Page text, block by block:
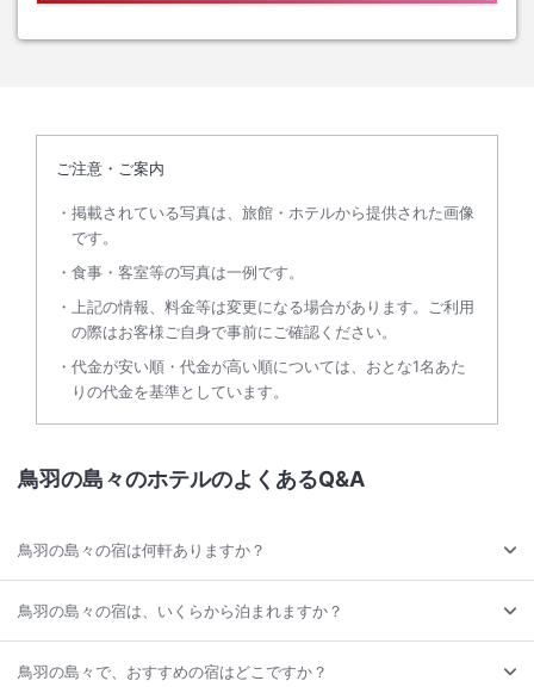
ご注意・ご案内
掲載されている写真は、旅館・ホテルから提供された画像
です。
食事・客室等の写真は一例です。
上記の情報、料金等は変更になる場合があります。ご利用
の際はお客様ご自身で事前にご確認ください。
代金が安い順・代金が高い順については、おとな1名あた
りの代金を基準としています。
鳥羽の島々のホテルのよくあるQ&A
鳥羽の島々の宿は何軒ありますか？
鳥羽の島々の宿は、いくらから泊まれますか？
鳥羽の島々で、おすすめの宿はどこですか？